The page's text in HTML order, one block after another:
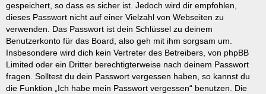
gespeichert, so dass es sicher ist. Jedoch wird dir empfohlen,
dieses Passwort nicht auf einer Vielzahl von Webseiten zu
verwenden. Das Passwort ist dein Schlüssel zu deinem
Benutzerkonto für das Board, also geh mit ihm sorgsam um.
Insbesondere wird dich kein Vertreter des Betreibers, von phpBB
Limited oder ein Dritter berechtigterweise nach deinem Passwort
fragen. Solltest du dein Passwort vergessen haben, so kannst du
die Funktion „Ich habe mein Passwort vergessen“ benutzen. Die